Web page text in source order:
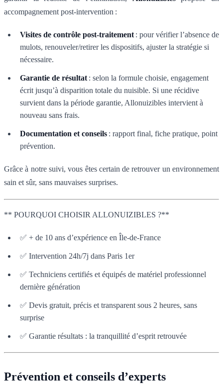
accompagnement post-intervention :
Visites de contrôle post-traitement : pour vérifier l’absence de
mulots, renouveler/retirer les dispositifs, ajuster la stratégie si
nécessaire.
Garantie de résultat : selon la formule choisie, engagement
écrit jusqu’à disparition totale du nuisible. Si une récidive
survient dans la période garantie, Allonuizibles intervient à
nouveau sans frais.
Documentation et conseils : rapport final, fiche pratique, point
prévention.
Grâce à notre suivi, vous êtes certain de retrouver un environnement
sain et sûr, sans mauvaises surprises.
** POURQUOI CHOISIR ALLONUIZIBLES ?**
✅ + de 10 ans d’expérience en Île-de-France
✅ Intervention 24h/7j dans Paris 1er
✅ Techniciens certifiés et équipés de matériel professionnel
dernière génération
✅ Devis gratuit, précis et transparent sous 2 heures, sans
surprise
✅ Garantie résultats : la tranquillité d’esprit retrouvée
Prévention et conseils d’experts